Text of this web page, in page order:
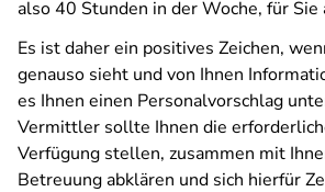
also 40 Stunden in der Woche, für Sie
Es ist daher ein positives Zeichen,
genauso sieht und von Ihnen
es Ihnen einen Personalvorschlag
Vermittler sollte Ihnen die
Verfügung stellen, zusammen mit
Betreuung abklären und sich hierfür